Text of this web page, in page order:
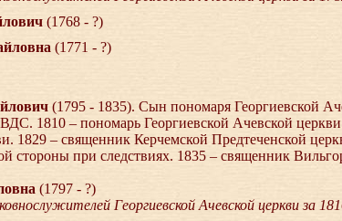
(1768 - ?)
(1771 - ?)
(1795 - 1835). Сын пономаря Георгиевской
1810 – пономарь Георгиевской Ачевской церкви
1829 – священник Керчемской Предтеченской
стороны при следствиях. 1835 – священник
(1797 - ?)
Георгиевской Ачевской церкви за